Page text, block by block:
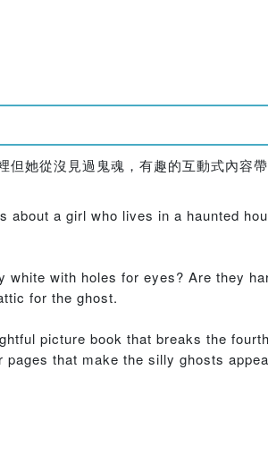
她從沒見過鬼魂，有趣的互動式內容
a girl who lives in a haunted
with holes for eyes? Are they
for the ghost.
picture book that breaks the
that make the silly ghosts